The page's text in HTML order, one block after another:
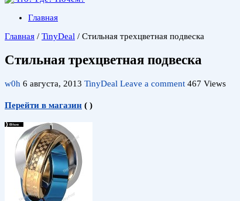
Главная
Главная / TinyDeal / Стильная трехцветная подвеска
Стильная трехцветная подвеска
w0h 6 августа, 2013 TinyDeal Leave a comment 467 Views
Перейти в магазин ( )